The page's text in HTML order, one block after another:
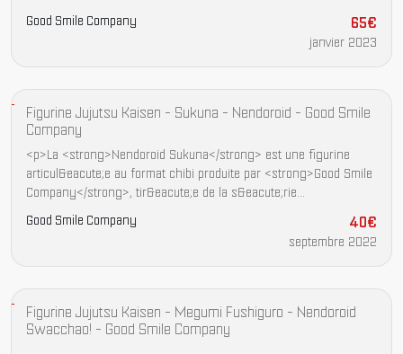
Good Smile Company 65€
janvier 2023
Figurine Jujutsu Kaisen - Sukuna - Nendoroid - Good Smile
Company
<p>La <strong>Nendoroid Sukuna</strong> est une figurine
articul&eacute;e au format chibi produite par <strong>Good Smile
Company</strong>, tir&eacute;e de la s&eacute;rie
anim&eacute;e <em>Jujutsu Kaisen</em>. Elle s&#39;inscrit
dans la gamme Nendoroid, l&#39;une des lignes les plus
reconnues du fabricant japonais dans le domaine de la
<strong>figurine anime</strong> et de la <strong>collection
anime</strong>.</p> <hr /> <p><strong>Pr&eacute;sentation de
l&#39;&oelig;uvre</strong></p> <p><em>Jujutsu Kaisen</em>
est une s&eacute;rie manga cr&eacute;&eacute;e par Gege
Good Smile Company 40€
septembre 2022
Figurine Jujutsu Kaisen - Megumi Fushiguro - Nendoroid
Swacchao! - Good Smile Company